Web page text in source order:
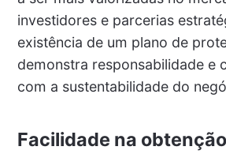
investidores e parcerias
existência de um plano de
demonstra responsabilidade e
com a sustentabilidade do
Facilidade na